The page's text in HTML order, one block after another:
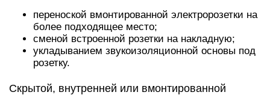
переноской вмонтированной электророзетки на
более подходящее место;
сменой встроенной розетки на накладную;
укладыванием звукоизоляционной основы под
розетку.
Скрытой, внутренней или вмонтированной